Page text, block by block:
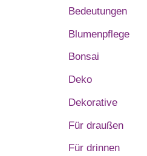
Bedeutungen
Blumenpflege
Bonsai
Deko
Dekorative
Für draußen
Für drinnen